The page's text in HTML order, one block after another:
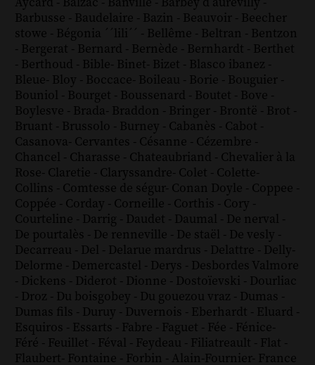
Barbusse - Baudelaire - Bazin - Beauvoir - Beecher
stowe - Bégonia ´´lili´´ - Bellême - Beltran - Bentzon
- Bergerat - Bernard - Bernède - Bernhardt - Berthet
- Berthoud - Bible- Binet- Bizet - Blasco ibanez -
Bleue- Bloy - Boccace- Boileau - Borie - Bouguier -
Bouniol - Bourget - Boussenard - Boutet - Bove -
Boylesve - Brada- Braddon - Bringer - Brontë - Brot -
Bruant - Brussolo - Burney - Cabanès - Cabot -
Casanova- Cervantes - Césanne - Cézembre -
Chancel - Charasse - Chateaubriand - Chevalier à la
Rose- Claretie - Claryssandre- Colet - Colette-
Collins - Comtesse de ségur- Conan Doyle - Coppee -
Coppée - Corday - Corneille - Corthis - Cory -
Courteline - Darrig - Daudet - Daumal - De nerval -
De pourtalès - De renneville - De staël - De vesly -
Decarreau - Del - Delarue mardrus - Delattre - Delly-
Delorme - Demercastel - Derys - Desbordes Valmore
- Dickens - Diderot - Dionne - Dostoïevski - Dourliac
- Droz - Du boisgobey - Du gouezou vraz - Dumas -
Dumas fils - Duruy - Duvernois - Eberhardt - Eluard -
Esquiros - Essarts - Fabre - Faguet - Fée - Fénice-
Féré - Feuillet - Féval - Feydeau - Filiatreault - Flat -
Flaubert- Fontaine - Forbin - Alain-Fournier- France